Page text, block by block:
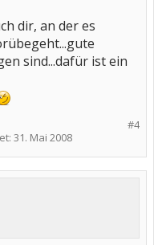
dir, an der es
sind...dafür ist ein
#4
31. Mai 2008